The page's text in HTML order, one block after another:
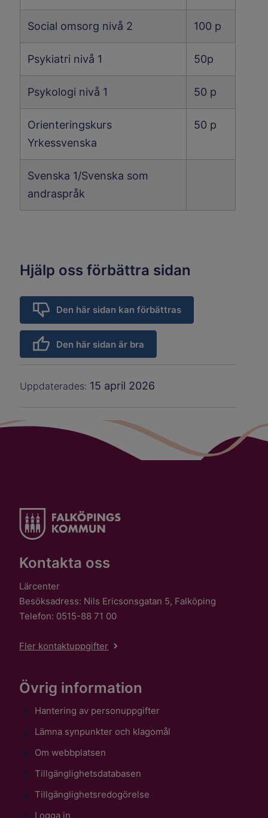
Social omsorg nivå 2 100 p
Psykiatri nivå 1 50p
Psykologi nivå 1 50 p
Orienteringskurs
Yrkessvenska
50 p
Svenska 1/Svenska som
andraspråk
Hjälp oss förbättra sidan
Den här sidan kan förbättras
Den här sidan är bra
Uppdaterades: 15 april 2026
Kontakta oss
Lärcenter
Besöksadress: Nils Ericsonsgatan 5, Falköping
Telefon: 0515-88 71 00
Fler kontaktuppgifter
Övrig information
Hantering av personuppgifter
Lämna synpunkter och klagomål
Om webbplatsen
Tillgänglighetsdatabasen
Tillgänglighetsredogörelse
Logga in